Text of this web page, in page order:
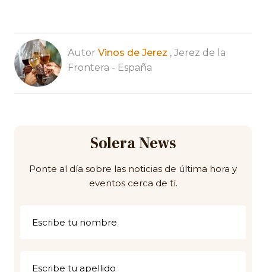
Autor Vinos de Jerez , Jerez de la
Frontera - España
Solera News
Ponte al día sobre las noticias de última hora y
eventos cerca de tí.